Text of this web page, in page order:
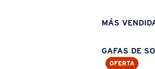
MÁS
GAFAS DE
OFERTA